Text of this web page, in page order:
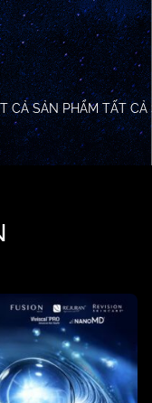
CẢ SẢN PHẨM TẤT CẢ